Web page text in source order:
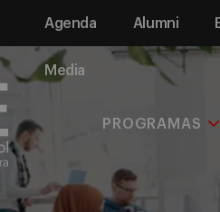
Agenda Alumni
Media
PROGRAMAS